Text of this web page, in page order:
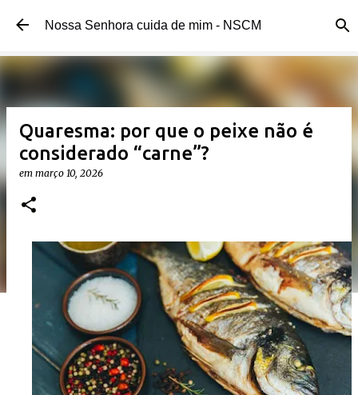
Pular para o conteúdo principal
Nossa Senhora cuida de mim - NSCM
Quaresma: por que o peixe não é
considerado “carne”?
em março 10, 2026